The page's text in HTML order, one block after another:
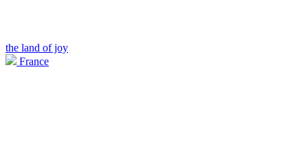
the land of joy
France